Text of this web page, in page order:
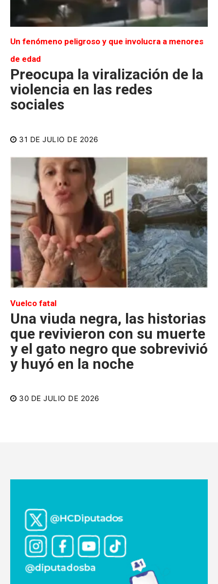
Un fenómeno peligroso y que involucra a menores
de edad
Preocupa la viralización de la
violencia en las redes
sociales
31 DE JULIO DE 2026
Vuelco fatal
Una viuda negra, las historias
que revivieron con su muerte
y el gato negro que sobrevivió
y huyó en la noche
30 DE JULIO DE 2026